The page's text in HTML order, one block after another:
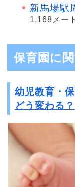
新馬場駅
1,168メー
保育園に
幼児教育・
どう変わる？